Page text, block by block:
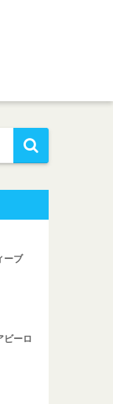
ーブ
ビーロ